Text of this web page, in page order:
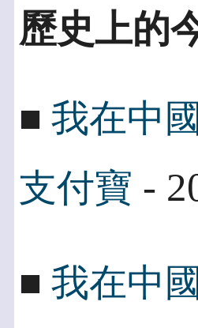
歷史上的
■ 我在中
支付寶 -
■ 我在中